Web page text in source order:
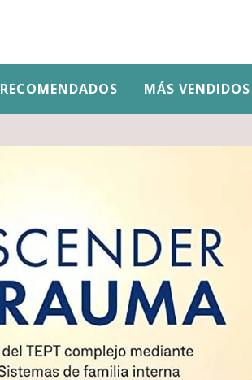
RECOMENDADOS MÁS VENDIDOS